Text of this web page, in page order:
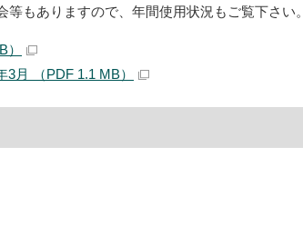
もありますので、年間使用状況もご覧下さい。
月 （PDF 1.1 MB）